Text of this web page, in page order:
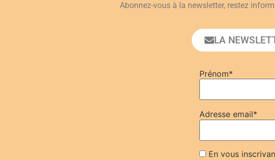
Abonnez-vous à la newsletter, restez
LA
Prénom*
Adresse email*
En vous